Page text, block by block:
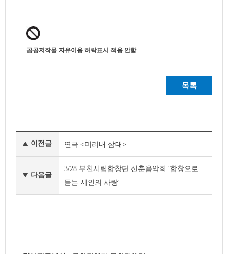
공공저작물 자유이용 허락표시 적용 안함
목록
의
전
다
이전글 연극 <미리내 삼대>
다음글
3/28 부천시립합창단 신춘음악회 '합창으로
듣는 시인의 사랑'